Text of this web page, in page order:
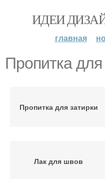
ИДЕИ
главная
Пропитка
Пропитка для затирки
Лак для швов